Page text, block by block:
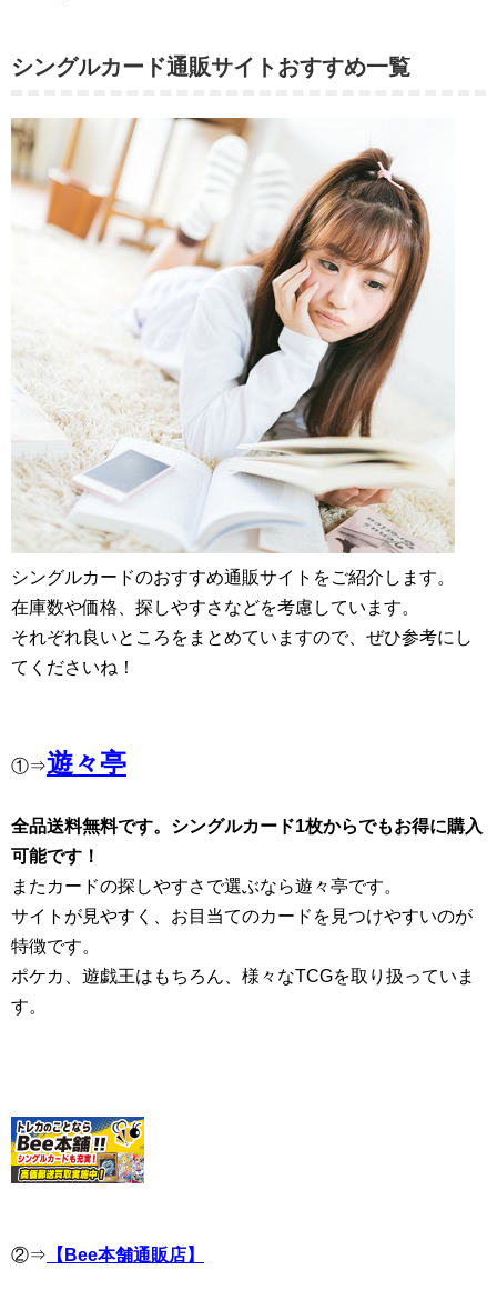
シングルカード通販サイトおすすめ一覧
シングルカードのおすすめ通販サイトをご紹介します。
在庫数や価格、探しやすさなどを考慮しています。
それぞれ良いところをまとめていますので、ぜひ参考にし
てくださいね！
①⇒遊々亭
全品送料無料です。シングルカード1枚からでもお得に購入
可能です！
またカードの探しやすさで選ぶなら遊々亭です。
サイトが見やすく、お目当てのカードを見つけやすいのが
特徴です。
ポケカ、遊戯王はもちろん、様々なTCGを取り扱っていま
す。
②⇒ 【Bee本舗通販店】